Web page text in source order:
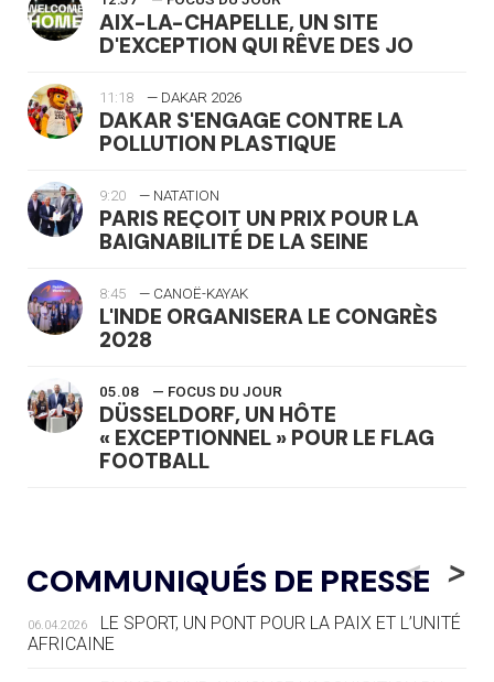
AIX-LA-CHAPELLE, UN SITE
D'EXCEPTION QUI RÊVE DES JO
11:18 — DAKAR 2026
DAKAR S'ENGAGE CONTRE LA
POLLUTION PLASTIQUE
9:20 — NATATION
PARIS REÇOIT UN PRIX POUR LA
BAIGNABILITÉ DE LA SEINE
8:45 — CANOË-KAYAK
L'INDE ORGANISERA LE CONGRÈS
2028
05.08 — FOCUS DU JOUR
DÜSSELDORF, UN HÔTE
« EXCEPTIONNEL » POUR LE FLAG
FOOTBALL
LE RÊVE DE VOIR LA LUGE ALPINE
AUX JO « N'EST PAS FINI »
05.08 — TIR À L'ARC
DES MONDIAUX À BRISBANE SUR LA
COMMUNIQUÉS DE PRESSE
<
06.04.2026
LE SPORT, UN PONT POUR LA PAIX ET L’UNITÉ
AFRICAINE
>